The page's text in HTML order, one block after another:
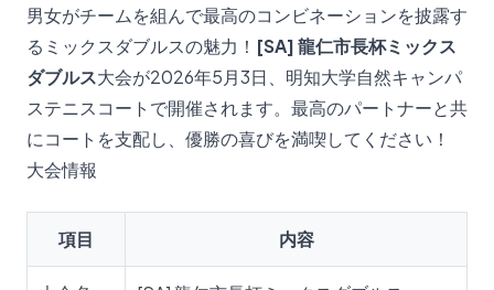
男女がチームを組んで最高のコンビネーションを披露す
るミックスダブルスの魅力！ [SA] 龍仁市長杯ミックス
ダブルス大会が2026年5月3日、明知大学自然キャンパ
ステニスコートで開催されます。最高のパートナーと共
にコートを支配し、優勝の喜びを満喫してください！
大会情報
項目 内容